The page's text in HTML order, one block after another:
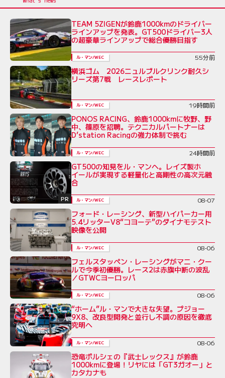
TEAM 5ZIGENが鈴鹿1000kmのドライバー
ラインアップを発表。GT500ドライバー3人
の超豪華ラインアップで総合優勝目指す
ル・マン/WEC 55分前
横浜ゴム 2026ニュルブルクリンク耐久シ
リーズ第7戦 レースレポート
ル・マン/WEC 19時間前
PONOS RACING、鈴鹿1000kmに牧野、野
中、篠原を招聘。テクニカルパートナーは
D’station Racingの強力体制で挑む
ル・マン/WEC 24時間前
PR
GT500の知見をル・マンへ。レイズ製ホ
イールが実現する軽量化と高剛性の高次元融
合
ル・マン/WEC 08-07
フォード・レーシング、新型ハイパーカー用
5.4リッターV8“コヨーテ”のダイナモテスト
映像を公開
ル・マン/WEC 08-06
フェルスタッペン・レーシングがマニ・クー
ルで今季初優勝。レース2は赤旗中断の波乱
／GTWCヨーロッパ
ル・マン/WEC 08-06
“ホーム”ル・マンで大きな失望。プジョー
9X8、改良型開発と並行し不調の原因を徹底
究明へ
ル・マン/WEC 08-06
恐竜ポルシェの『武士レックス』が鈴鹿
1000kmに登場！リヤには「GT3ガオー」と
カタカナも